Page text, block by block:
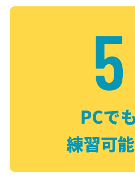
5
PCで
練習可能